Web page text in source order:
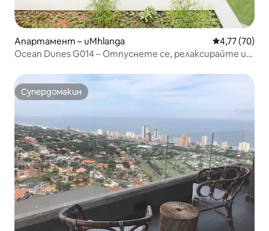
Апартамент – uMhlanga Средна
4,77 (70)
Ocean Dunes G014 – Отпуснете се, релаксирайте и
Супердомакин
Супердомакин